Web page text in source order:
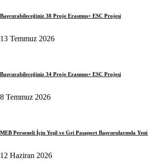
Başvurabileceğiniz 38 Proje Erasmus+ ESC Projesi
13 Temmuz 2026
Başvurabileceğiniz 34 Proje Erasmus+ ESC Projesi
8 Temmuz 2026
MEB Personeli İçin Yeşil ve Gri Pasaport Başvurularında Yeni
12 Haziran 2026